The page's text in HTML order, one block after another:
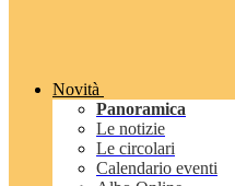
Novità
Panoramica
Le notizie
Le circolari
Calendario eventi